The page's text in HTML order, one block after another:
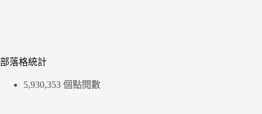
部落格統計
5,930,353 個點閱數